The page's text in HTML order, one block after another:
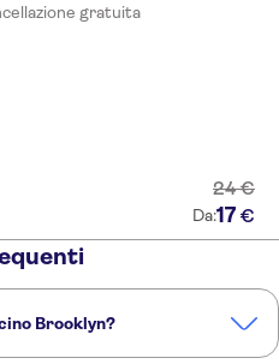
gratuita
24 €
Da:17 €
Brooklyn?